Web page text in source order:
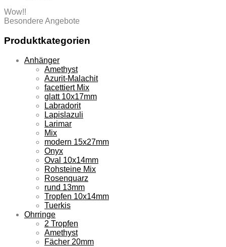
Wow!!
Besondere Angebote
Produktkategorien
Anhänger
Amethyst
Azurit-Malachit
facettiert Mix
glatt 10x17mm
Labradorit
Lapislazuli
Larimar
Mix
modern 15x27mm
Onyx
Oval 10x14mm
Rohsteine Mix
Rosenquarz
rund 13mm
Tropfen 10x14mm
Tuerkis
Ohrringe
2 Tropfen
Amethyst
Fächer 20mm